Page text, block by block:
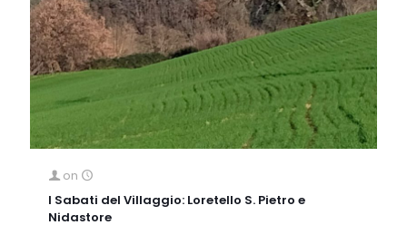
on
I Sabati del Villaggio: Loretello S. Pietro e
Nidastore